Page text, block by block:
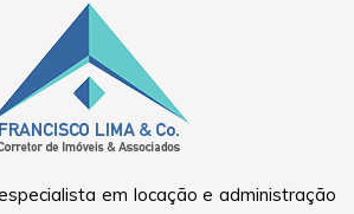
em locação e administração